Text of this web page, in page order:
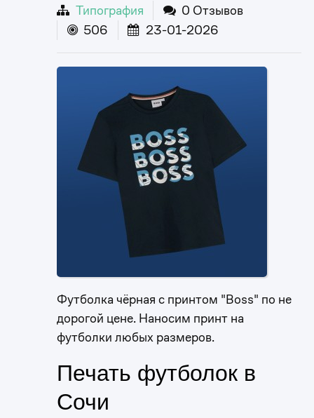
Типография
0 Отзывов
506
23-01-2026
Футболка чёрная с принтом "Boss" по не
дорогой цене. Наносим принт на
футболки любых размеров.
Печать футболок в
Сочи